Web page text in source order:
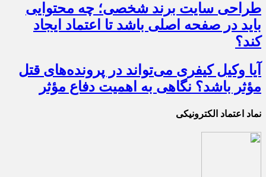
طراحی سایت برند شخصی؛ چه محتوایی
باید در صفحه اصلی باشد تا اعتماد ایجاد
کند؟
آیا وکیل کیفری می‌تواند در پرونده‌های قتل
مؤثر باشد؟ نگاهی به اهمیت دفاع مؤثر
نماد اعتماد الکترونیکی